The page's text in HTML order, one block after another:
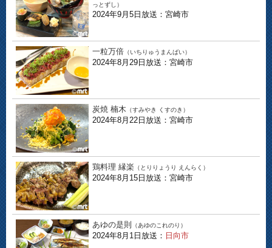
っとずし）
2024年9月5日放送：宮崎市
一粒万倍 （いちりゅうまんばい）
2024年8月29日放送：宮崎市
炭焼 楠木 （すみやき くすのき）
2024年8月22日放送：宮崎市
鶏料理 縁楽 （とりりょうり えんらく）
2024年8月15日放送：宮崎市
あゆの是則 （あゆのこれのり）
2024年8月1日放送： 日向市